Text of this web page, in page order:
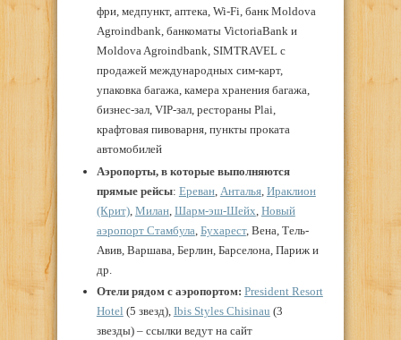
фри, медпункт, аптека, Wi-Fi, банк Moldova
Agroindbank, банкоматы VictoriaBank и
Moldova Agroindbank, SIMTRAVEL с
продажей международных сим-карт,
упаковка багажа, камера хранения багажа,
бизнес-зал, VIP-зал, рестораны Plai,
крафтовая пивоварня, пункты проката
автомобилей
Аэропорты, в которые выполняются
прямые рейсы: Ереван, Анталья, Ираклион
(Крит), Милан, Шарм-эш-Шейх Новый
аэропорт Стамбула Бухарест, Вена, Тель-
Авив, Варшава, Берлин, Барселона, Париж и
др.
Отели рядом с аэропортом: President Resort
Hotel (5 звезд), Ibis Styles Chisinau (3
звезды) – ссылки ведут на сайт